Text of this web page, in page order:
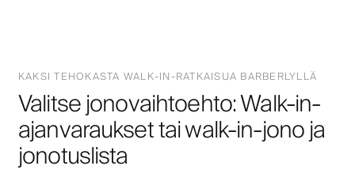
KAKSI TEHOKASTA WALK-IN-RATKAISUA BARBERLYLLÄ
Valitse jonovaihtoehto: Walk-in-
ajanvaraukset tai walk-in-jono ja
jonotuslista